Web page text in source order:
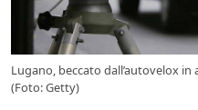
Lugano, beccato dall’autovelox
(Foto: Getty)